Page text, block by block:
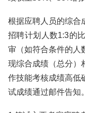
根据应聘人员的综合
招聘计划人数1:3的
审（如符合条件的人
现综合成绩（总分）
作技能考核成绩高低
试成绩通过邮件告知。